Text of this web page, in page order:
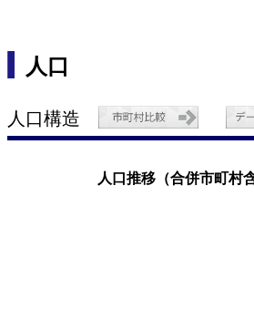
人口
人口構造
人口推移（合併市町村